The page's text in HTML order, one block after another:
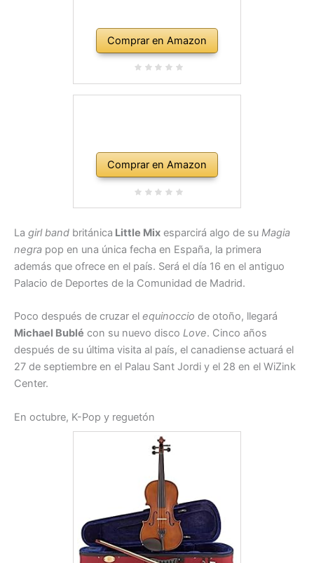
Comprar en Amazon
Comprar en Amazon
La girl band británica Little Mix esparcirá algo de su Magia
negra pop en una única fecha en España, la primera
además que ofrece en el país. Será el día 16 en el antiguo
Palacio de Deportes de la Comunidad de Madrid.
Poco después de cruzar el equinoccio de otoño, llegará
Michael Bublé con su nuevo disco Love. Cinco años
después de su última visita al país, el canadiense actuará el
27 de septiembre en el Palau Sant Jordi y el 28 en el WiZink
Center.
En octubre, K-Pop y reguetón